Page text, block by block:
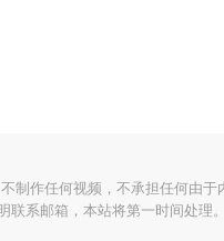
制作任何视频，不承担任何由于
系邮箱，本站将第一时间处理。